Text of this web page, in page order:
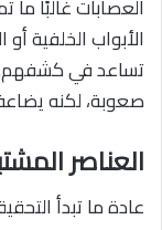
العصابات غالبًا
الأبواب الخلفية
تساعد في كشفهم.
صعوبة، لكنه
العناصر
عادة ما تبدأ